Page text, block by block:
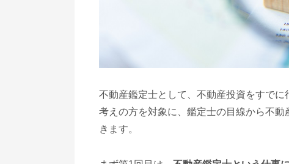
不動産鑑定士として、不動産投資をすで
考えの方を対象に、鑑定士の目線から不
きます。